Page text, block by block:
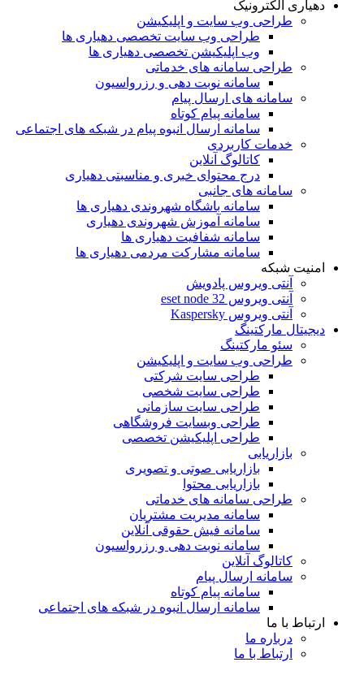
دهیاری الکترونیک
طراحی وب سایت و اپلیکیشن
طراحی وب سایت تخصصی دهیاری ها
وب اپلیکیشن تخصصی دهیاری ها
طراحی سامانه های خدماتی
سامانه نوبت دهی و رزرواسیون
سامانه های ارسال پیام
سامانه پیام کوتاه
سامانه ارسال انبوه پیام در شبکه های اجتماعی
خدمات کاربردی
کاتالوگ آنلاین
درج محتوای خبری و مناسبتی دهیاری
سامانه های جانبی
سامانه باشگاه شهروندی دهیاری ها
سامانه آموزش شهروندی دهیاری
سامانه شفافیت دهیاری ها
سامانه مشارکت مردمی دهیاری ها
امنیت شبکه
آنتی ویروس پادویش
آنتی ویروس 32 eset node
آنتی ویروس Kaspersky
دیجیتال مارکتینگ
سئو مارکتینگ
طراحی وب سایت و اپلیکیشن
طراحی سایت شرکتی
طراحی سایت شخصی
طراحی سایت سازمانی
طراحی وبسایت فروشگاهی
طراحی اپلیکیشن تخصصی
بازاریابی
بازاریابی صوتی و تصویری
بازاریابی محتوا
طراحی سامانه های خدماتی
سامانه مدیریت مشتریان
سامانه فیش حقوقی آنلاین
سامانه نوبت دهی و رزرواسیون
کاتالوگ آنلاین
سامانه ارسال پیام
سامانه پیام کوتاه
سامانه ارسال انبوه در شبکه های اجتماعی
ارتباط با ما
درباره ما
ارتباط با ما